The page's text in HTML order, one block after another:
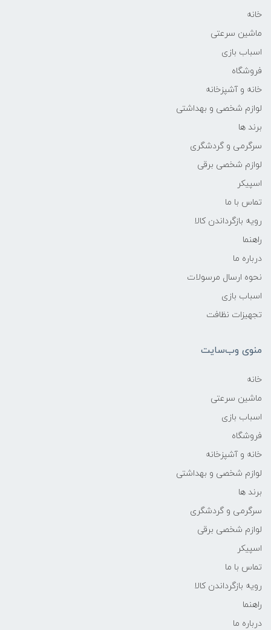
خانه
ماشین سرعتی
اسباب بازی
فروشگاه
خانه و آشپزخانه
لوازم شخصی و بهداشتی
برند ها
سرگرمی و گردشگری
لوازم شخصی برقی
اسپیکر
تماس با ما
رویه بازگرداندن کالا
راهنما
درباره ما
نحوه ارسال مرسولات
اسباب بازی
تجهیزات نظافت
منوی وب‌سایت
خانه
ماشین سرعتی
اسباب بازی
فروشگاه
خانه و آشپزخانه
لوازم شخصی و بهداشتی
برند ها
سرگرمی و گردشگری
لوازم شخصی برقی
اسپیکر
تماس با ما
رویه بازگرداندن کالا
راهنما
درباره ما